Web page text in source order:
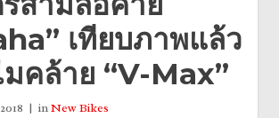
เทียบภาพแล้ว
คล้าย “V-Max”
inNew Bikes